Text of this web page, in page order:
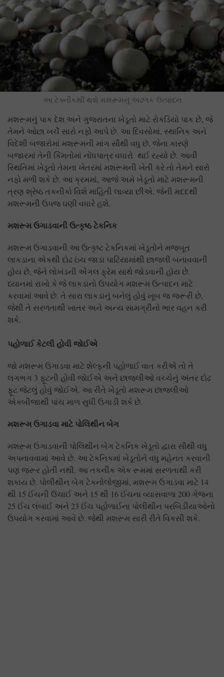
આ ટેક્નીકથી થશે મશરૂમનું અઢળક ઉત્પાદન
મશરૂમનું પાક દેશ અને ગુજરાતના ખેડૂતો માટે રોકડિયો પાક છે, જે
તેમને ઓછા ખર્ચે સારો નફો આપે છે. આ દિવસોમાં, સ્થાનિક અને
વિદેશી બજારોમાં મશરૂમની માંગ સૌથી વધુ છે, જેના કારણે
બજારમાં તેની કિંમતોમાં નોંધપાત્ર વધારો થઈ રહ્યો છે. આવી
સ્થિતિમાં ખેડૂતો તેમના ખેતરમાં મશરૂમની ખેતી કરે તો તેમને સારો
નફો મળી શકે છે. આ ક્રમમાં, આજે અમે ખેડૂતો માટે મશરૂમની
ત્રણ શ્રેષ્ઠ તકનીકો વિશે માહિતી લાવ્યા છીએ, જેની મદદથી
મશરૂમની ઉપજ ઘણી વધારે હશે.
મશરૂમ ઉગાડવાની ઉત્કૃષ્ઠ ટેકનિક
મશરૂમ ઉગાડવાની આ ઉત્કૃષ્ટ ટેકનિકમાં ખેડૂતોને મજબૂત
લાકડાના એકથી દોઢ ઇંચ જાડા પાટિયામાંથી છાજલી બનાવવાની
હોય છે, જેને લોખંડની એંગલ ફ્રેમ સાથે જોડવાની હોય છે.
ધ્યાનમાં રાખો કે જે લાકડાનો ઉપયોગ મશરૂમ ઉત્પાદન માટે
કરવામાં આવે છે. તે સારા લાકડાનું બનેલું હોવું ખૂબ જ જરૂરી છે,
જેથી તે સરળતાથી ખાતર અને અન્ય સામગ્રીનો ભાર વહન કરી
શકે.
પહોળાઈ કેટલી હોવી જોઈએ
જો મશરૂમ ઉગાડવા માટે શેલ્ફની પહોળાઈ વાત કરીએ તો તે
લગભગ 3 ફૂટની હોવી જોઈએ અને છાજલીઓ વચ્ચેનું અંતર દોઢ
ફૂટ જેટલું હોવું જોઈએ. આ રીતે ખેડૂતો મશરૂમ છાજલીઓ
એકબીજાથી પાંચ માળ સુધી ઉગાડી શકે છે.
મશરૂમ ઉગાડવા માટે પોલિથીન બેગ
મશરૂમ ઉગાડવાની પોલિથીન બેગ ટેકનિક ખેડૂતો દ્વારા સૌથી વધુ
અપનાવવામાં આવે છે. આ ટેકનિકમાં ખેડૂતોને વધુ મહેનત કરવાની
પણ જરૂર હોતી નથી. આ તકનીક એક રૂમમાં સરળતાથી કરી
શકાય છે. પોલીથીન બેગ ટેકનોલોજીમાં, મશરૂમ ઉગાડવા માટે 14
થી 15 ઈંચની ઉંચાઈ અને 15 થી 16 ઈંચના વ્યાસવાળા 200 ગેજના
25 ઈંચ લંબાઈ અને 23 ઈંચ પહોળાઈના પોલીથીન પરબિડીયાઓનો
ઉપયોગ કરવામાં આવે છે. જેથી મશરૂમ સારી રીતે વિકસી શકે.